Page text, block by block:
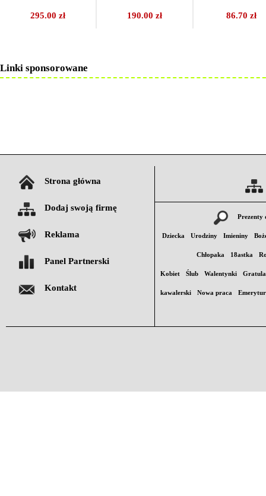
295.00 zł 190.00 zł 86.70 zł
Linki sponsorowane
Strona główna
Dodaj swoją firmę
Reklama
Panel Partnerski
Kontakt
Prezenty
Dziecka Urodziny Imieniny
Chłopaka 18astka
Kobiet Ślub Walentynki
kawalerski Nowa praca